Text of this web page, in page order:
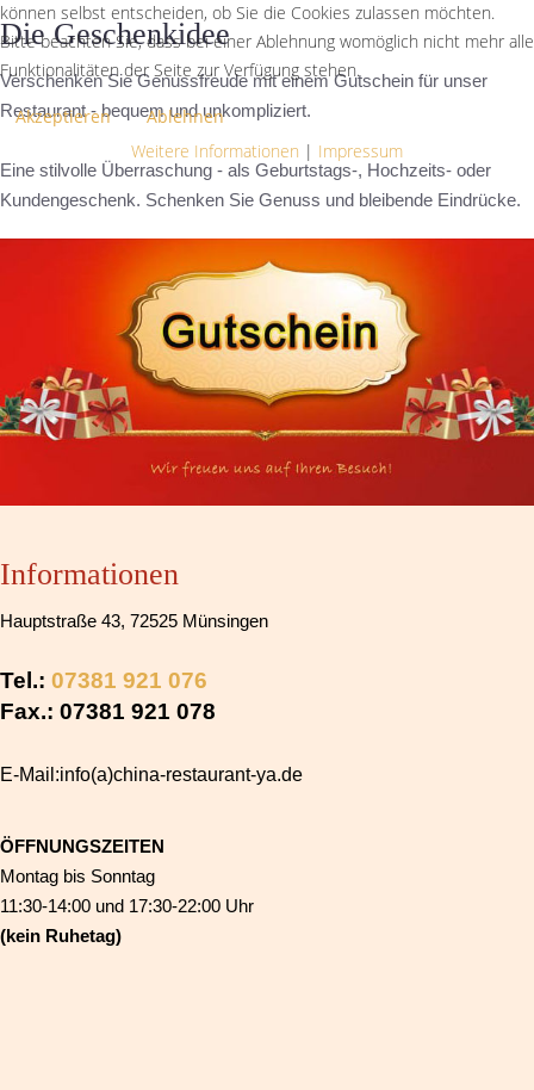
Die Geschenkidee
Verschenken Sie Genussfreude mit einem Gutschein für unser
Restaurant - bequem und unkompliziert.
Eine stilvolle Überraschung - als Geburtstags-, Hochzeits- oder
Kundengeschenk. Schenken Sie Genuss und bleibende Eindrücke.
Informationen
Hauptstraße 43, 72525 Münsingen
Tel.: 07381 921 076
Fax.: 07381 921 078
E-Mail:info(a)china-restaurant-ya.de
ÖFFNUNGSZEITEN
Montag bis Sonntag
11:30-14:00 und 17:30-22:00 Uhr
(kein Ruhetag)
können selbst entscheiden, ob Sie die Cookies zulassen möchten.
Bitte beachten Sie, dass bei einer Ablehnung womöglich nicht mehr alle
Funktionalitäten der Seite zur Verfügung stehen.
Akzeptieren
Ablehnen
Weitere Informationen | Impressum